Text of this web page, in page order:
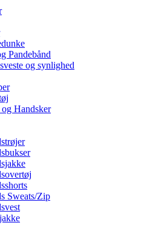
Pandebånd
og synlighed
og Handsker
Sweats/Zip